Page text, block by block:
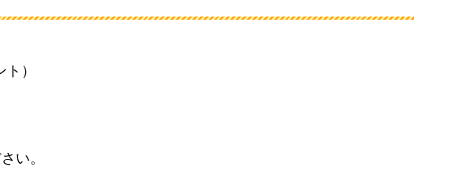
）
い。